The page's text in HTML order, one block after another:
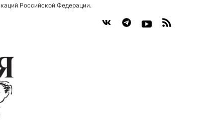
Российской Федерации.